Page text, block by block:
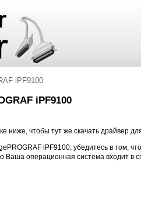
iPF9100
iPF9100
ниже, чтобы тут же скачать драйвер
iPF9100, убедитесь в том,
Ваша операционная система входит в